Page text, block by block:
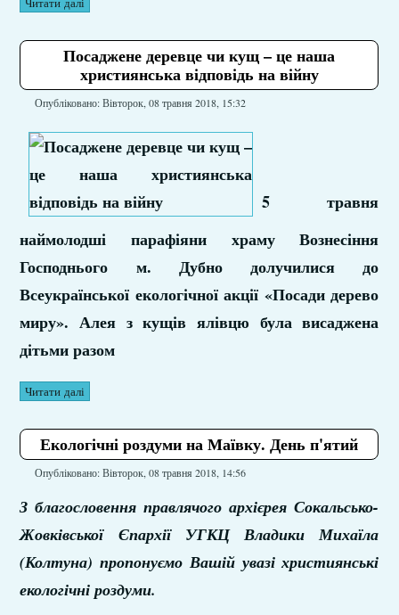
Посаджене деревце чи кущ – це наша
християнська відповідь на війну
Опубліковано: Вівторок, 08 травня 2018, 15:32
5 травня
наймолодші парафіяни храму Вознесіння
Господнього м. Дубно долучилися до
Всеукраїнської екологічної акції «Посади дерево
миру». Алея з кущів ялівцю була висаджена
дітьми разом
Читати далі
Екологічні роздуми на Маївку. День п'ятий
Опубліковано: Вівторок, 08 травня 2018, 14:56
З благословення правлячого архієрея Сокальсько-
Жовківської Єпархії УГКЦ Владики Михаїла
(Колтуна) пропонуємо Вашій увазі християнські
екологічні роздуми.